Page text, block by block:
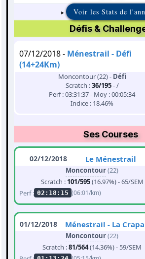
Voir les Stats de
Défis &
07/12/2018 - Ménestrail - Défi
(14+24Km)
Moncontour (22) - Défi
Scratch :36/195- /
Perf : 03:31:37 - Moy : 00:05:34
Indice : 18.46%
Ses Courses
02/12/2018 Le Ménestrail
Moncontour(22)
Scratch : 101/595(16.97%) - 65/SEM
Perf : 02:18:15 (06:01/km)
01/12/2018 Ménestrail - La
Moncontour(22)
Scratch :81/564(14.36%) - 59/SEM